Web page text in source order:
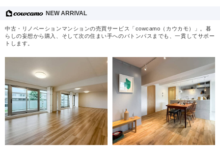
NEW ARRIVAL
中古・リノベーションマンションの売買サービス「cowcamo（カウカモ）」。暮
らしの妄想から購入、そして次の住まい手へのバトンパスまでも、一貫してサポー
トします。